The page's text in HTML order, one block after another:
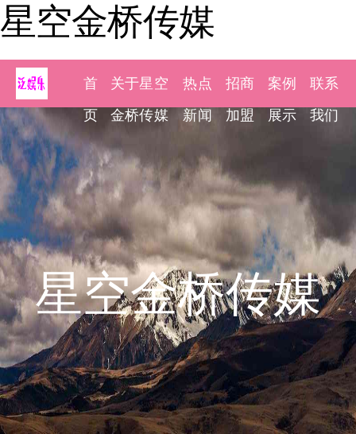
星空金桥传媒
首
页
关于星空
金桥传媒
热点
新闻
招商
加盟
案例
展示
联系
我们
星空金桥传媒